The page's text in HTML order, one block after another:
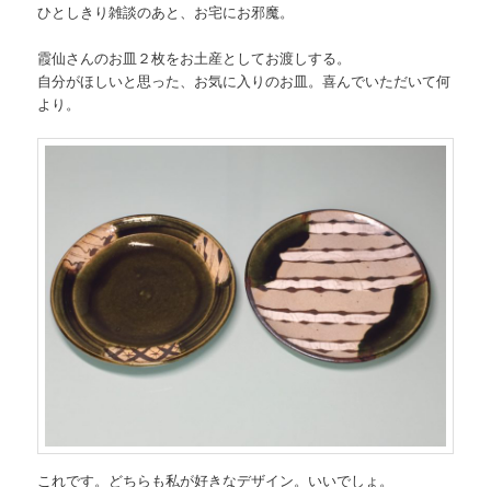
ひとしきり雑談のあと、お宅にお邪魔。
霞仙さんのお皿２枚をお土産としてお渡しする。
自分がほしいと思った、お気に入りのお皿。喜んでいただいて何
より。
これです。どちらも私が好きなデザイン。いいでしょ。